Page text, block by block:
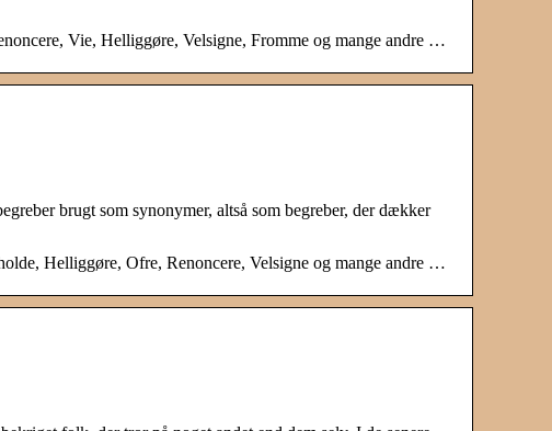
Vie, Helliggøre, Velsigne, Fromme og mange andre …
brugt som synonymer, altså som begreber, der dækker
Helliggøre, Ofre, Renoncere, Velsigne og mange andre …